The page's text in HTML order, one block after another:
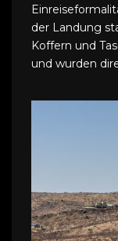
der Landung
Koffern und
und wurden